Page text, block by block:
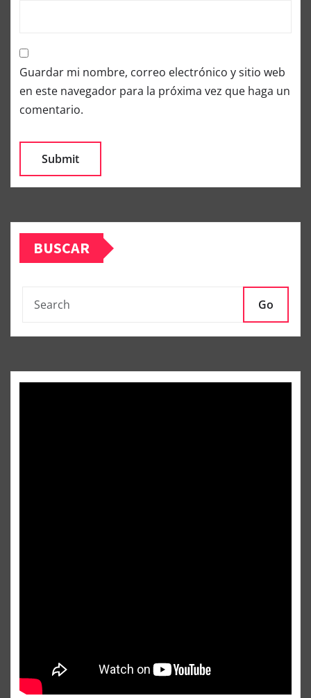
Guardar mi nombre, correo electrónico y sitio web
en este navegador para la próxima vez que haga un
comentario.
BUSCAR
Go